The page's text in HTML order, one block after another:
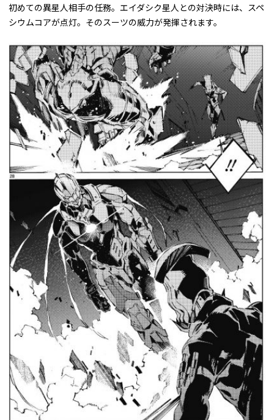
初めての異星人相手の任務。エイダシク星人との対決時には、スペ
シウムコアが点灯。そのスーツの威力が発揮されます。